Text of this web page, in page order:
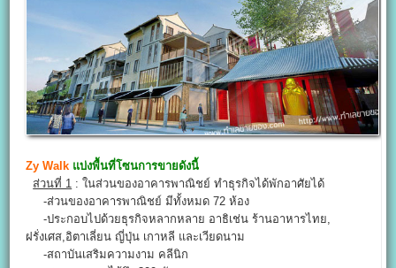
Zy Walk แบ่งพื้นที่โซนการขายดังนี้
ส่วนที่ 1 : ในส่วนของอาคารพาณิชย์ ทำธุรกิจได้พักอาศัยได้
-ส่วนของอาคารพาณิชย์ มีทั้งหมด 72 ห้อง
-ประกอบไปด้วยธุรกิจหลากหลาย อาธิเช่น ร้านอาหารไทย,
ฝรั่งเศส,อิตาเลี่ยน ญี่ปุ่น เกาหลี และเวียดนาม
-สถาบันเสริมความงาม คลีนิก